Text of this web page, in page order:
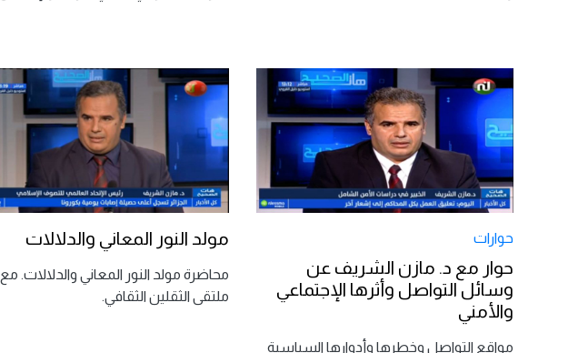
حوارات
حوار مع د. مازن الشريف عن
وسائل التواصل وأثرها الإجتماعي
والأمني
مواقع التواصل وخطرها وأدوارها السياسية
مولد النور المعاني والدلالات
محاضرة مولد النور المعاني والدلالات. مع
ملتقى الثقلين الثقافي.